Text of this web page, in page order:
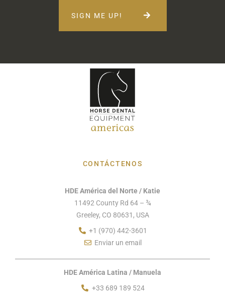
SIGN ME UP!
CONTÁCTENOS
HDE América del Norte / Katie
11492 County Rd 64 – ¾
Greeley, CO 80631, USA
+1 (970) 442-3601
Enviar un email
HDE América Latina / Manuela
+33 689 189 524